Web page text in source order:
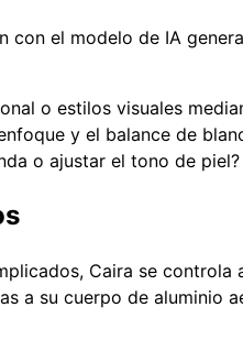
con el modelo de IA
o estilos visuales
y el balance de
o ajustar el tono de
Caira se
a su cuerpo de aluminio